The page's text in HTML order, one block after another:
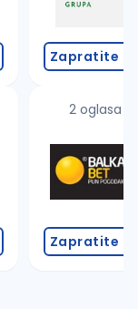
Zapratite
2 oglasa
Zapratite